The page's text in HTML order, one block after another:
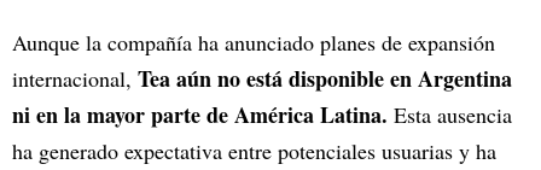
Aunque la compañía ha anunciado planes de expansión
internacional, Tea aún no está disponible en Argentina
ni en la mayor parte de América Latina. Esta ausencia
ha generado expectativa entre potenciales usuarias y ha